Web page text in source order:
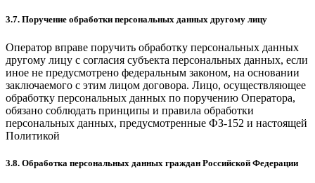
3.7. Поручение обработки персональных данных другому лицу
Оператор вправе поручить обработку персональных данных
другому лицу с согласия субъекта персональных данных, если
иное не предусмотрено федеральным законом, на основании
заключаемого с этим лицом договора. Лицо, осуществляющее
обработку персональных данных по поручению Оператора,
обязано соблюдать принципы и правила обработки
персональных данных, предусмотренные ФЗ-152 и настоящей
Политикой
3.8. Обработка персональных данных граждан Российской Федерации